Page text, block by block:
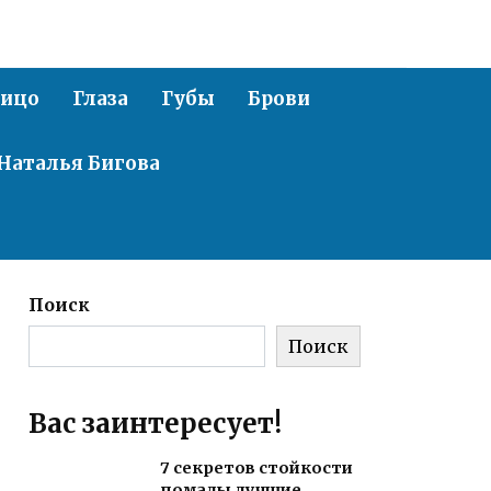
Глаза Губы Брови
Бигова
Поиск
Поиск
Вас заинтересует!
7 секретов стойкости